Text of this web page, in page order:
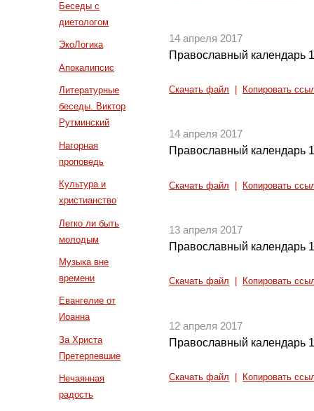
Беседы с
диетологом
ЭкоЛогика
Апокалипсис
Литературные
беседы. Виктор
Рутминский
Нагорная
проповедь
Культура и
христианство
Легко ли быть
молодым
Музыка вне
времени
Евангелие от
Иоанна
За Христа
Претерпевшие
Нечаянная
радость
14 апреля 2017
Православный календарь
Скачать файл Копировать
14 апреля 2017
Православный календарь
Скачать файл Копировать
13 апреля 2017
Православный календарь
Скачать файл Копировать
12 апреля 2017
Православный календарь
Скачать файл Копировать